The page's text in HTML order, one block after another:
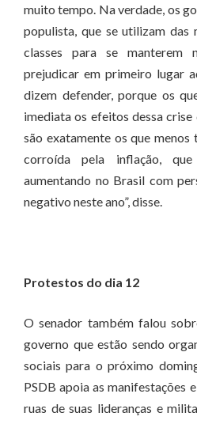
muito tempo. Na verdade, os
populista, que se utilizam das
classes para se manterem
prejudicar em primeiro lugar
dizem defender, porque os
imediata os efeitos dessa crise
são exatamente os que menos
corroída pela inflação,
aumentando no Brasil com
negativo neste ano”, disse.
Protestos do dia 12
O senador também falou
governo que estão sendo
sociais para o próximo
PSDB apoia as manifestações
ruas de suas lideranças e